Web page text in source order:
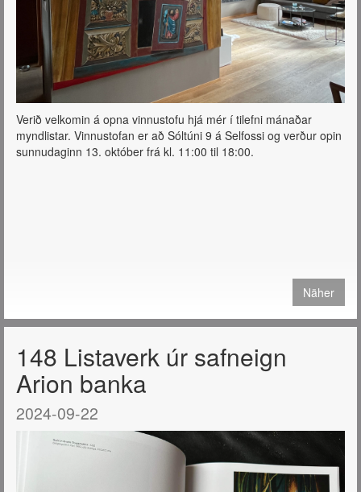
Verið velkomin á opna vinnustofu hjá mér í tilefni mánaðar
myndlistar. Vinnustofan er að Sóltúni 9 á Selfossi og verður opin
sunnudaginn 13. október frá kl. 11:00 til 18:00.
Näher
148 Listaverk úr safneign
Arion banka
2024-09-22